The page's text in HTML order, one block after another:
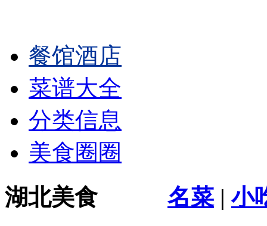
餐馆酒店
菜谱大全
分类信息
美食圈圈
湖北美食 名菜 |小